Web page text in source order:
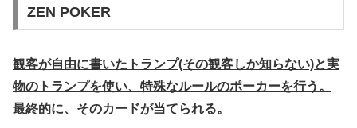
ZEN POKER
観客が自由に書いたトランプ(その観客しか知らない)と実
物のトランプを使い、特殊なルールのポーカーを行う。
最終的に、そのカードが当てられる。